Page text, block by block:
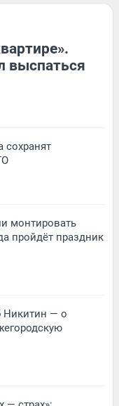
выспаться
сохранят
монтировать
пройдёт праздник
— о